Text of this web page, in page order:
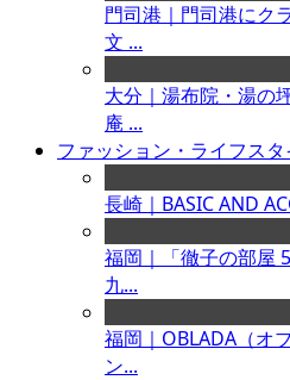
門司港｜門司港にク
文 ...
大分｜湯布院・湯の
庵 ...
ファッション・ライフス
長崎｜BASIC AND
福岡｜「徹子の部屋
九...
福岡｜OBLADA（オ
ン...